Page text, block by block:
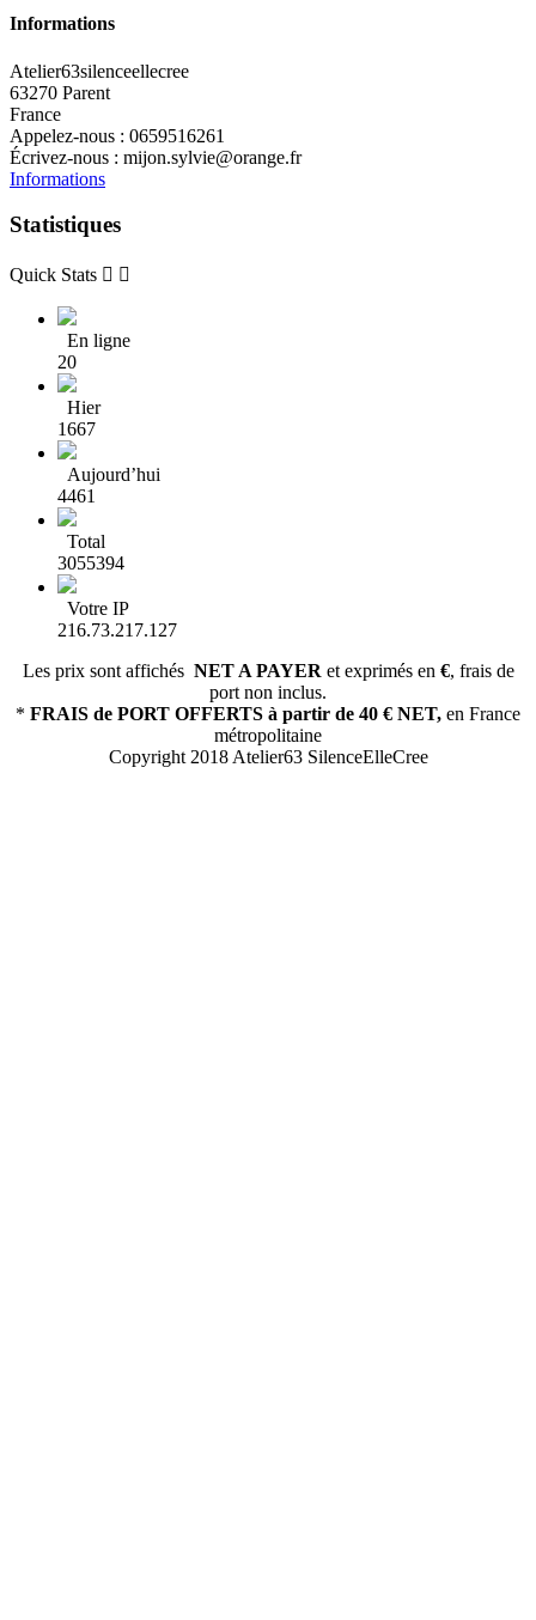
Informations
Atelier63silenceellecree
63270 Parent
France
Appelez-nous : 0659516261
Écrivez-nous : mijon.sylvie@orange.fr
Informations
Statistiques
Quick Stats  
En ligne
20
Hier
1667
Aujourd’hui
4461
Total
3055394
Votre IP
216.73.217.127
Les prix sont affichés NET A PAYER et exprimés en €, frais de
port non inclus.
* FRAIS de PORT OFFERTS à partir de 40 € NET, en France
métropolitaine
Copyright 2018 Atelier63 SilenceElleCree